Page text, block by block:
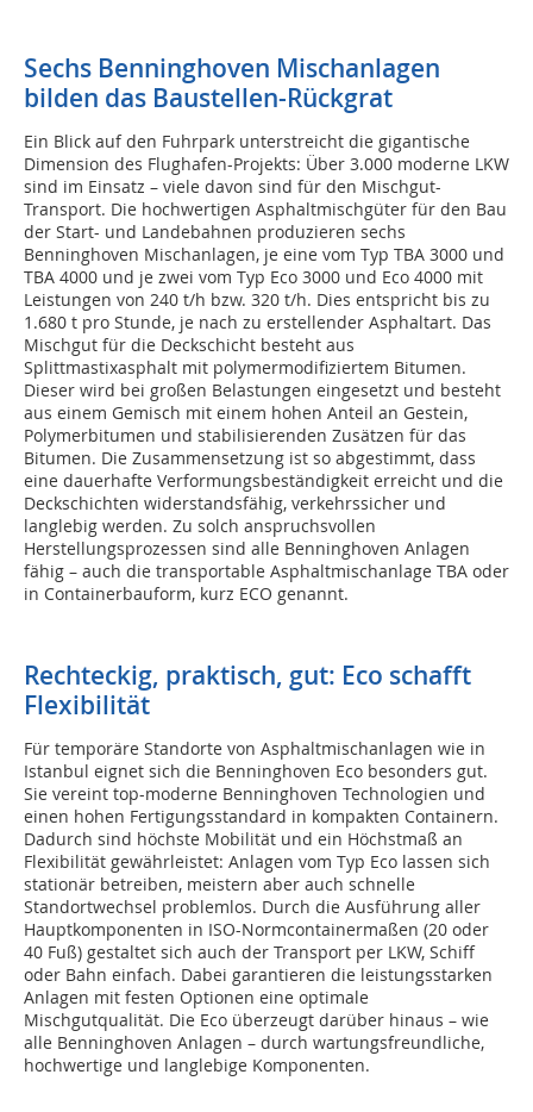
Sechs Benninghoven Mischanlagen
bilden das Baustellen-Rückgrat
Ein Blick auf den Fuhrpark unterstreicht die gigantische
Dimension des Flughafen-Projekts: Über 3.000 moderne LKW
sind im Einsatz – viele davon sind für den Mischgut-
Transport. Die hochwertigen Asphaltmischgüter für den Bau
der Start- und Landebahnen produzieren sechs
Benninghoven Mischanlagen, je eine vom Typ TBA 3000 und
TBA 4000 und je zwei vom Typ Eco 3000 und Eco 4000 mit
Leistungen von 240 t/h bzw. 320 t/h. Dies entspricht bis zu
1.680 t pro Stunde, je nach zu erstellender Asphaltart. Das
Mischgut für die Deckschicht besteht aus
Splittmastixasphalt mit polymermodifiziertem Bitumen.
Dieser wird bei großen Belastungen eingesetzt und besteht
aus einem Gemisch mit einem hohen Anteil an Gestein,
Polymerbitumen und stabilisierenden Zusätzen für das
Bitumen. Die Zusammensetzung ist so abgestimmt, dass
eine dauerhafte Verformungsbeständigkeit erreicht und die
Deckschichten widerstandsfähig, verkehrssicher und
langlebig werden. Zu solch anspruchsvollen
Herstellungsprozessen sind alle Benninghoven Anlagen
fähig – auch die transportable Asphaltmischanlage TBA oder
in Containerbauform, kurz ECO genannt.
Rechteckig, praktisch, gut: Eco schafft
Flexibilität
Für temporäre Standorte von Asphaltmischanlagen wie in
Istanbul eignet sich die Benninghoven Eco besonders gut.
Sie vereint top-moderne Benninghoven Technologien und
einen hohen Fertigungsstandard in kompakten Containern.
Dadurch sind höchste Mobilität und ein Höchstmaß an
Flexibilität gewährleistet: Anlagen vom Typ Eco lassen sich
stationär betreiben, meistern aber auch schnelle
Standortwechsel problemlos. Durch die Ausführung aller
Hauptkomponenten in ISO-Normcontainermaßen (20 oder
40 Fuß) gestaltet sich auch der Transport per LKW, Schiff
oder Bahn einfach. Dabei garantieren die leistungsstarken
Anlagen mit festen Optionen eine optimale
Mischgutqualität. Die Eco überzeugt darüber hinaus – wie
alle Benninghoven Anlagen – durch wartungsfreundliche,
hochwertige und langlebige Komponenten.